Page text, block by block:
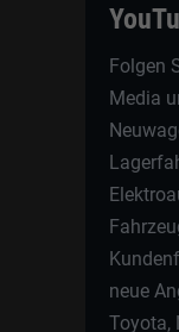
Folgen
Media
neue
Toyota,